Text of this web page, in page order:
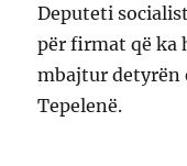
Deputeti
për firmat që ka
mbajtur detyrën
Tepelenë.